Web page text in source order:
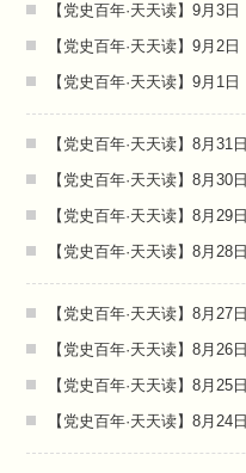
【党史百年·天天读】9月3日
【党史百年·天天读】9月2日
【党史百年·天天读】9月1日
【党史百年·天天读】8月31日
【党史百年·天天读】8月30日
【党史百年·天天读】8月29日
【党史百年·天天读】8月28日
【党史百年·天天读】8月27日
【党史百年·天天读】8月26日
【党史百年·天天读】8月25日
【党史百年·天天读】8月24日